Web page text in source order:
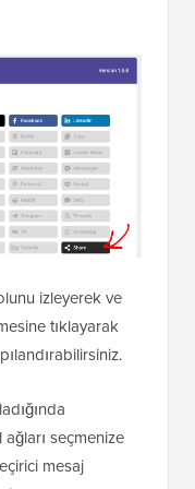
izleyerek ve
tıklayarak
seçmenize
mesaj